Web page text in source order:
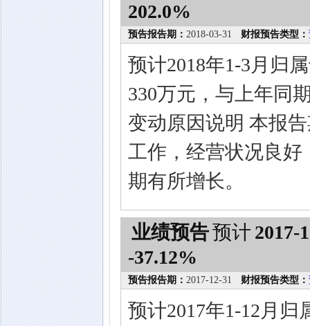
202.0%
预告报告期： 2018-03-31 财报预告类型：
预计2018年1-3月归
330万元，与上年同
变动原因说明 本报
工作，经营状况良
期有所增长。
业绩预告预计 2017-
-37.12%
预告报告期： 2017-12-31 财报预告类型：
预计2017年1-12月